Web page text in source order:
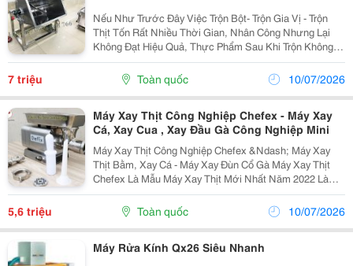
Nếu Như Trước Đây Việc Trộn Bột- Trộn Gia Vị - Trộn
Thịt Tốn Rất Nhiều Thời Gian, Nhân Công Nhưng Lại
Không Đạt Hiệu Quả, Thực Phẩm Sau Khi Trộn Không
Đều Gia Vị, Bột Trộn Cũng Không Đều Nhau. Máy Trộn
Nằm Ngang Đa Năng Nằm Ngang Là Sản Phẩm Hỗ...
7 triệu Toàn quốc 10/07/2026
Máy Xay Thịt Công Nghiệp Chefex - Máy Xay
Cá, Xay Cua , Xay Đầu Gà Công Nghiệp Mini
Máy Xay Thịt Công Nghiệp Chefex &Ndash; Máy Xay
Thịt Bằm, Xay Cá - Máy Xay Đùn Cổ Gà Máy Xay Thịt
Chefex Là Mẫu Máy Xay Thịt Mới Nhất Năm 2022 Là
Thiết Bị Thật Sự Cần Thiết Cho Mỗi Nhà Bếp Hiện Đại
Vì Không Còn Phải Dùng Tới Bao Tay, Dao, Thớt Cùng...
5,6 triệu Toàn quốc 10/07/2026
Máy Rửa Kính Qx26 Siêu Nhanh